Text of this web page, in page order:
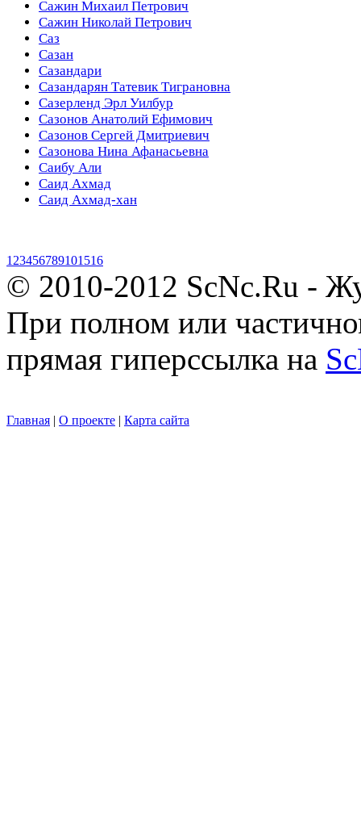
Сажин Михаил Петрович
Сажин Николай Петрович
Саз
Сазан
Сазандари
Сазандарян Татевик Тиграновна
Сазерленд Эрл Уилбур
Сазонов Анатолий Ефимович
Сазонов Сергей Дмитриевич
Сазонова Нина Афанасьевна
Саибу Али
Саид Ахмад
Саид Ахмад-хан
1 23456789101516
© 2010-2012 ScNc.Ru -
При полном или
прямая гиперссылка на
Главная | О проекте | Карта сайта